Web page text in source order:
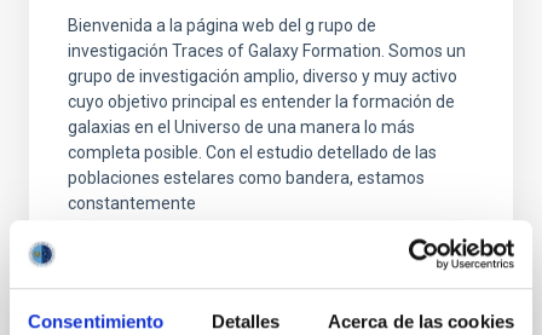
Consentimiento Detalles Acerca de las cookies
Bienvenida a la página web del g rupo de
investigación Traces of Galaxy Formation. Somos un
grupo de investigación amplio, diverso y muy activo
cuyo objetivo principal es entender la formación de
galaxias en el Universo de una manera lo más
completa posible. Con el estudio detellado de las
poblaciones estelares como bandera, estamos
constantemente